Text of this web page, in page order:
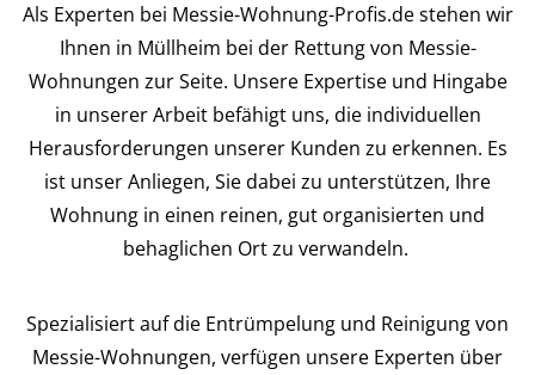
Als Experten bei Messie-Wohnung-Profis.de stehen wir
Ihnen in Müllheim bei der Rettung von Messie-
Wohnungen zur Seite. Unsere Expertise und Hingabe
in unserer Arbeit befähigt uns, die individuellen
Herausforderungen unserer Kunden zu erkennen. Es
ist unser Anliegen, Sie dabei zu unterstützen, Ihre
Wohnung in einen reinen, gut organisierten und
behaglichen Ort zu verwandeln.
Spezialisiert auf die Entrümpelung und Reinigung von
Messie-Wohnungen, verfügen unsere Experten über